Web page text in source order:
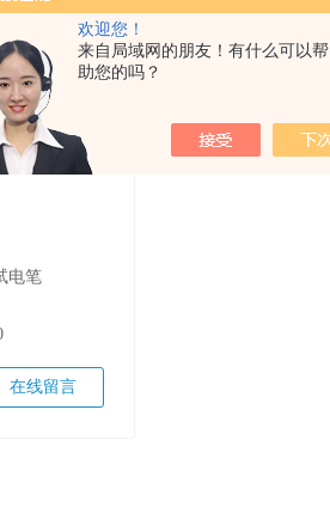
欢迎您！
来自局域网的朋友！有什么可以帮
助您的吗？
电笔
在线留言